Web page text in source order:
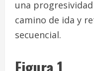
una
camino de ida y
secuencial.